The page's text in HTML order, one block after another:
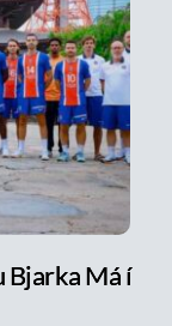
Bjarka Má í